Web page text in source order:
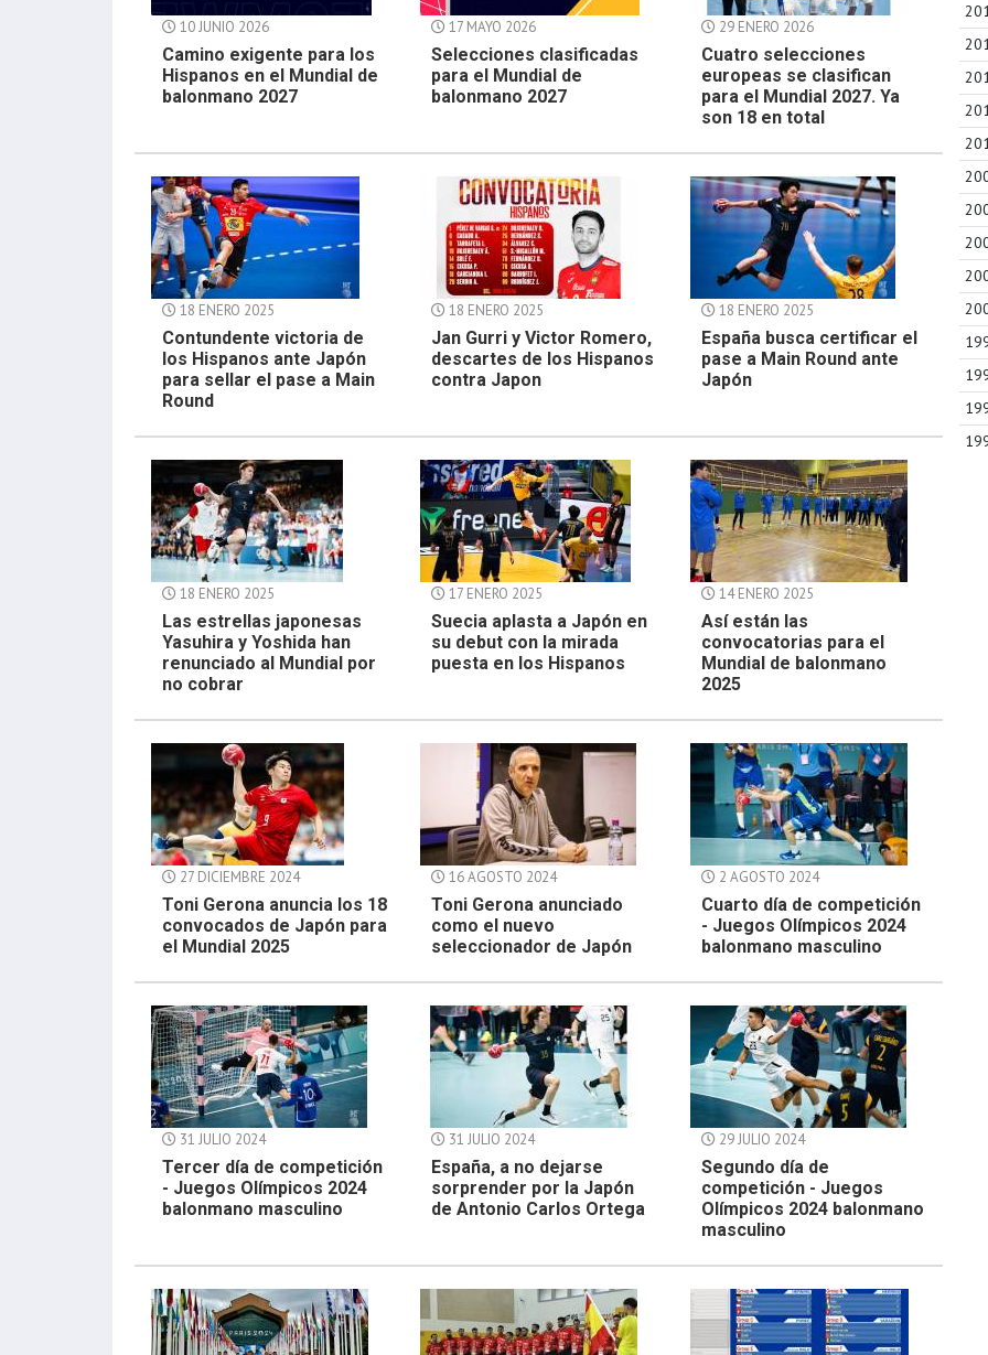
10 JUNIO 2026
Camino exigente para los
Hispanos en el Mundial de
balonmano 2027
17 MAYO 2026
Selecciones clasificadas
para el Mundial de
balonmano 2027
29 ENERO 2026
Cuatro selecciones
europeas se clasifican
para el Mundial 2027. Ya
son 18 en total
18 ENERO 2025
Contundente victoria de
los Hispanos ante Japón
para sellar el pase a Main
Round
18 ENERO 2025
Jan Gurri y Victor Romero,
descartes de los Hispanos
contra Japon
18 ENERO 2025
España busca certificar el
pase a Main Round ante
Japón
18 ENERO 2025
Las estrellas japonesas
Yasuhira y Yoshida han
renunciado al Mundial por
no cobrar
17 ENERO 2025
Suecia aplasta a Japón en
su debut con la mirada
puesta en los Hispanos
14 ENERO 2025
Así están las
convocatorias para el
Mundial de balonmano
2025
27 DICIEMBRE 2024
Toni Gerona anuncia los 18
convocados de Japón para
el Mundial 2025
16 AGOSTO 2024
Toni Gerona anunciado
como el nuevo
seleccionador de Japón
2 AGOSTO 2024
Cuarto día de competición
- Juegos Olímpicos 2024
balonmano masculino
31 JULIO 2024
Tercer día de competición
- Juegos Olímpicos 2024
balonmano masculino
31 JULIO 2024
España, a no dejarse
sorprender por la Japón
de Antonio Carlos Ortega
29 JULIO 2024
Segundo día de
competición - Juegos
Olímpicos 2024 balonmano
masculino